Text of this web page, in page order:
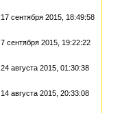
17 сентября 2015, 18:49:58
7 сентября 2015, 19:22:22
24 августа 2015, 01:30:38
14 августа 2015, 20:33:08